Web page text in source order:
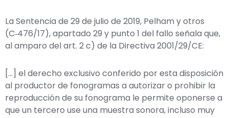
La Sentencia de 29 de julio de 2019, Pelham y otros
(C‑476/17), apartado 29 y punto 1 del fallo señala que,
al amparo del art. 2 c) de la Directiva 2001/29/CE:
[…] el derecho exclusivo conferido por esta disposición
al productor de fonogramas a autorizar o prohibir la
reproducción de su fonograma le permite oponerse a
que un tercero use una muestra sonora, incluso muy